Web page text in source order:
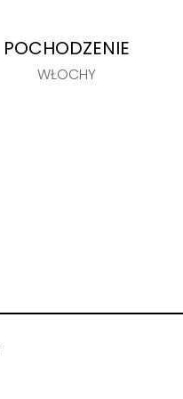
POCHODZENIE
WŁOCHY